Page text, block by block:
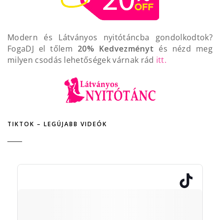
Modern és Látványos nyitótáncba gondolkodtok?
FogaDJ el tőlem 20% Kedvezményt és nézd meg
milyen csodás lehetőségek várnak rád itt.
TIKTOK – LEGÚJABB VIDEÓK